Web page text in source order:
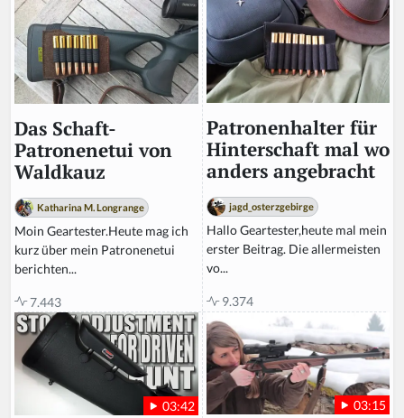
m
a
n,
n
o
r
e
t
hi
s
fi
el
d
Das Schaft-
Patronenetui von
Waldkauz
Katharina M. Longrange
Moin Geartester.Heute mag ich
kurz über mein Patronenetui
berichten...
7.443
Patronenhalter für
Hinterschaft mal wo
anders angebracht
jagd_osterzgebirge
Hallo Geartester,heute mal mein
erster Beitrag. Die allermeisten
vo...
9.374
03:42 03:15